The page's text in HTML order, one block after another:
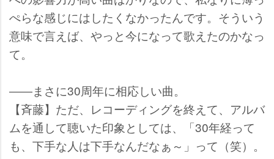
ぺらな感じにはしたくなかったんです。そういう
意味で言えば、やっと今になって歌えたのかなっ
て。
――まさに30周年に相応しい曲。
【斉藤】ただ、レコーディングを終えて、アルバ
ムを通して聴いた印象としては、「30年経って
も、下手な人は下手なんだなぁ～」って（笑）。